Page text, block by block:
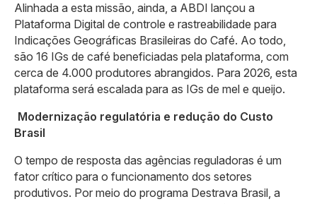
Alinhada a esta missão, ainda, a ABDI lançou a
Plataforma Digital de controle e rastreabilidade para
Indicações Geográficas Brasileiras do Café. Ao todo,
são 16 IGs de café beneficiadas pela plataforma, com
cerca de 4.000 produtores abrangidos. Para 2026, esta
plataforma será escalada para as IGs de mel e queijo.
Modernização regulatória e redução do Custo
Brasil
O tempo de resposta das agências reguladoras é um
fator crítico para o funcionamento dos setores
produtivos. Por meio do programa Destrava Brasil, a